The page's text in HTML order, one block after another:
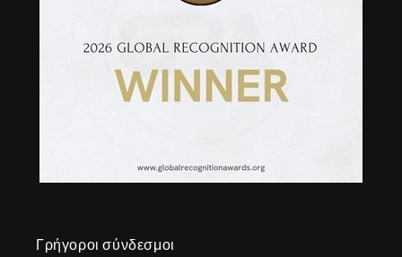
Γρήγοροι σύνδεσμοι